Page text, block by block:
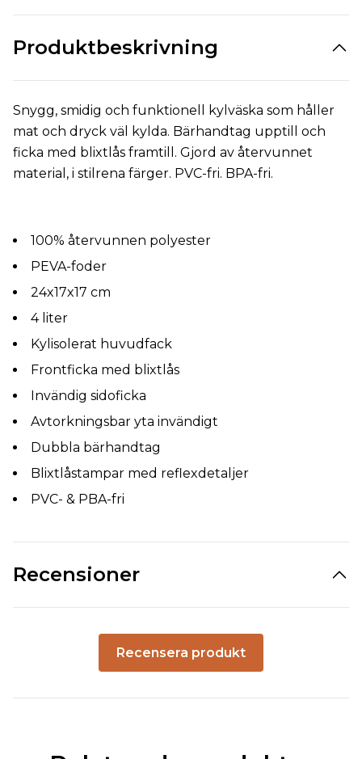
Produktbeskrivning
Snygg, smidig och funktionell kylväska som håller
mat och dryck väl kylda. Bärhandtag upptill och
ficka med blixtlås framtill. Gjord av återvunnet
material, i stilrena färger. PVC-fri. BPA-fri.
100% återvunnen polyester
PEVA-foder
24x17x17 cm
4 liter
Kylisolerat huvudfack
Frontficka med blixtlås
Invändig sidoficka
Avtorkningsbar yta invändigt
Dubbla bärhandtag
Blixtlåstampar med reflexdetaljer
PVC- & PBA-fri
Recensioner
Recensera produkt